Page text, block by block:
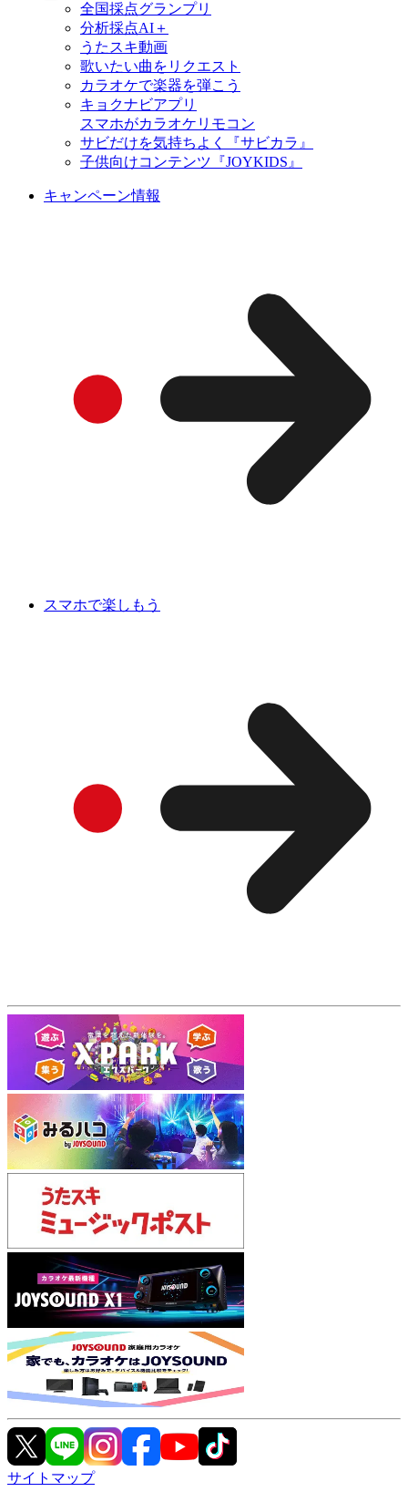
全国採点グランプリ
分析採点AI＋
うたスキ動画
歌いたい曲をリクエスト
カラオケで楽器を弾こう
キョクナビアプリ
スマホがカラオケリモコン
サビだけを気持ちよく『サビカラ』
子供向けコンテンツ『JOYKIDS』
キャンペーン情報
スマホで楽しもう
サイトマップ